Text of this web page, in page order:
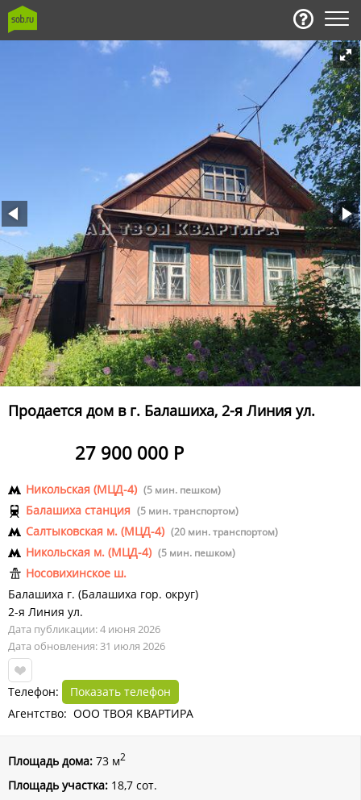
Продается дом в г. Балашиха, 2-я Линия ул.
27 900 000 Р
Никольская (МЦД-4) (5 мин. пешком)
Балашиха станция (5 мин. транспортом)
Салтыковская м. (МЦД-4) (20 мин. транспортом)
Никольская м. (МЦД-4) (5 мин. пешком)
Носовихинское ш.
Балашиха г. (Балашиха гор. округ)
2-я Линия ул.
Дата публикации: 4 июня 2026
Дата обновления: 31 июля 2026
Телефон:
Показать телефон
Агентство: ООО ТВОЯ КВАРТИРА
Площадь дома: 73 м2
Площадь участка: 18,7 сот.